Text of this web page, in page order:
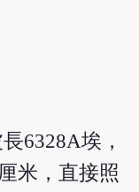
6328A埃，
米，直接照